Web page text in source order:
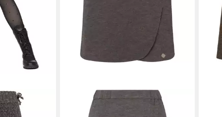
Midirock Walkrock Felia
119,99 €